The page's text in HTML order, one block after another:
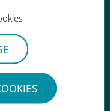
QR 코드를
요.